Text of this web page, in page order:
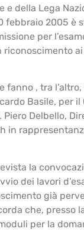
e della Lega
febbraio 2005 è
per
riconoscimento
fanno , tra
Basile, per
Delbello,
in
la
dei lavori
già
che, presso
per la